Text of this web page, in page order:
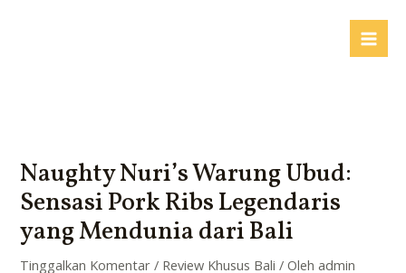
Naughty Nuri’s Warung Ubud:
Sensasi Pork Ribs Legendaris
yang Mendunia dari Bali
Tinggalkan Komentar / Review Khusus Bali / Olehadmin